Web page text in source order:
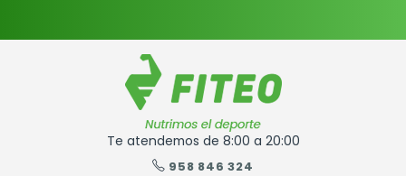
Te atendemos de 8:00 a 20:00
958 846 324